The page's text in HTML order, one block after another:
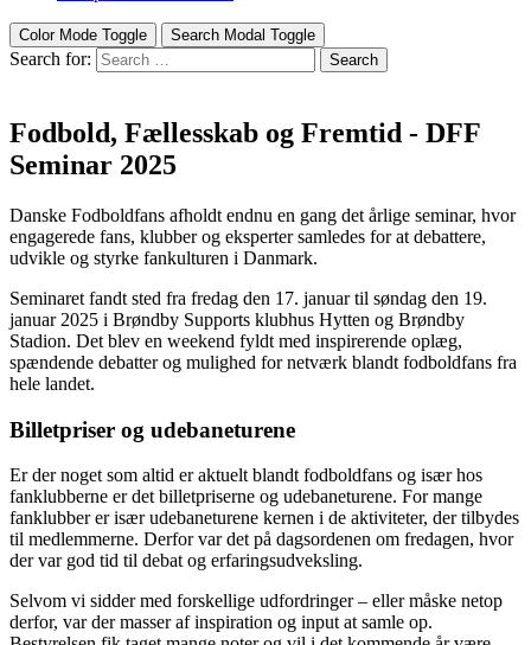
Color Mode Toggle Search Modal Toggle
Search for: Search
Fodbold, Fællesskab og Fremtid - DFF
Seminar 2025
Danske Fodboldfans afholdt endnu en gang det årlige seminar, hvor
engagerede fans, klubber og eksperter samledes for at debattere,
udvikle og styrke fankulturen i Danmark.
Seminaret fandt sted fra fredag den 17. januar til søndag den 19.
januar 2025 i Brøndby Supports klubhus Hytten og Brøndby
Stadion. Det blev en weekend fyldt med inspirerende oplæg,
spændende debatter og mulighed for netværk blandt fodboldfans fra
hele landet.
Billetpriser og udebaneturene
Er der noget som altid er aktuelt blandt fodboldfans og især hos
fanklubberne er det billetpriserne og udebaneturene. For mange
fanklubber er især udebaneturene kernen i de aktiviteter, der tilbydes
til medlemmerne. Derfor var det på dagsordenen om fredagen, hvor
der var god tid til debat og erfaringsudveksling.
Selvom vi sidder med forskellige udfordringer – eller måske netop
derfor, var der masser af inspiration og input at samle op.